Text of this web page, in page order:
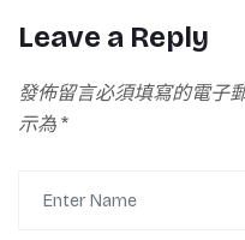
Leave a Reply
發佈留言必須填寫的電子
示為 *